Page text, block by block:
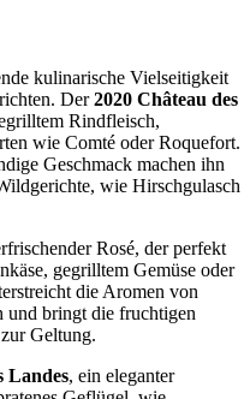
kulinarische Vielseitigkeit
Der2020 Château des
Rindfleisch,
wie Comté oder Roquefort.
Geschmack machen ihn
wie Hirschgulasch
Rosé, der perfekt
gegrilltem Gemüse oder
die Aromen von
und bringt die fruchtigen
Geltung.
Landes, ein eleganter